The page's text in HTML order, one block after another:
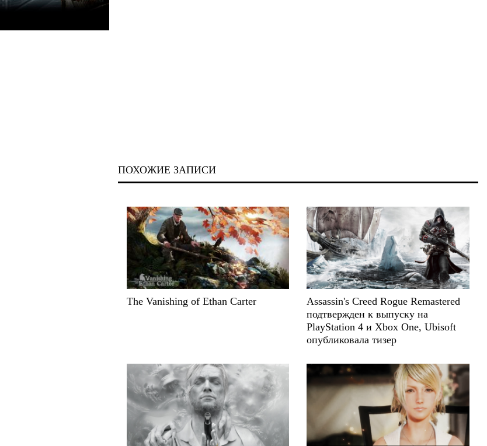
ПОХОЖИЕ ЗАПИСИ
The Vanishing of Ethan Carter
Assassin's Creed Rogue Remastered
подтвержден к выпуску на
PlayStation 4 и Xbox One, Ubisoft
опубликовала тизер